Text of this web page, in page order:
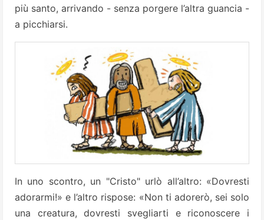
più santo, arrivando - senza porgere l’altra guancia -
a picchiarsi.
In uno scontro, un "Cristo" urlò all’altro: «Dovresti
adorarmi!» e l’altro rispose: «Non ti adorerò, sei solo
una creatura, dovresti svegliarti e riconoscere i